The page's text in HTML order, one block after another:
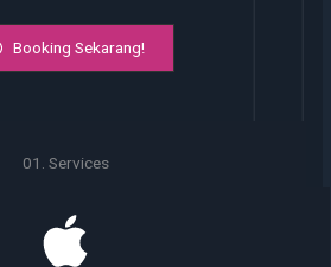
Booking Sekarang!
01. Services